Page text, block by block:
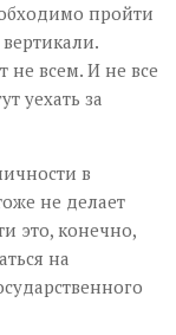
пройти
не всем. И не все
уехать за
в
не делает
это, конечно,
на